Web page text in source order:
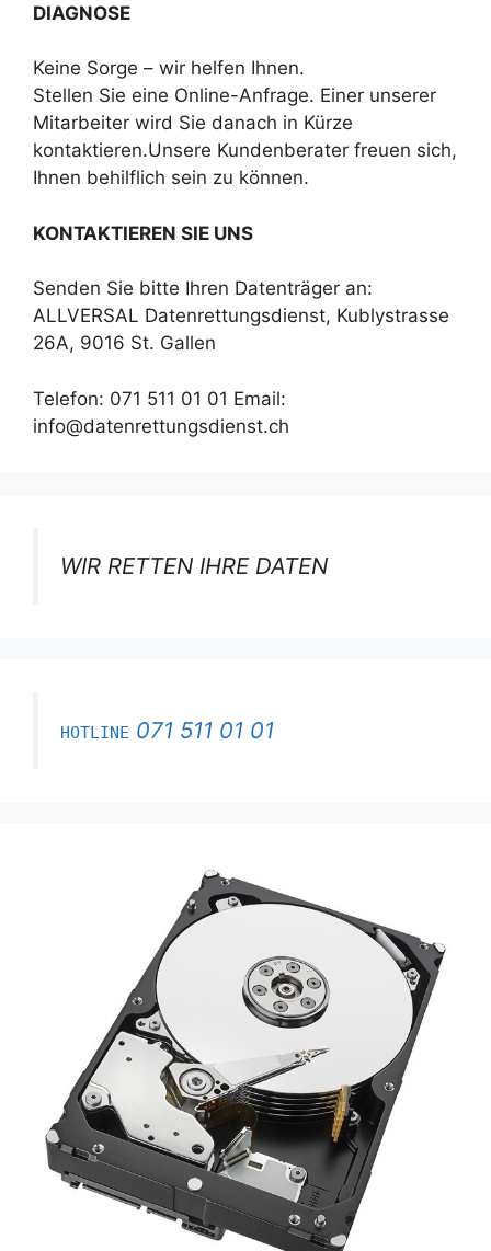
DIAGNOSE
Keine Sorge – wir helfen Ihnen.
Stellen Sie eine Online-Anfrage. Einer unserer
Mitarbeiter wird Sie danach in Kürze
kontaktieren.Unsere Kundenberater freuen sich,
Ihnen behilflich sein zu können.
KONTAKTIEREN SIE UNS
Senden Sie bitte Ihren Datenträger an:
ALLVERSAL Datenrettungsdienst, Kublystrasse
26A, 9016 St. Gallen
Telefon: 071 511 01 01 Email:
info@datenrettungsdienst.ch
WIR RETTEN IHRE DATEN
HOTLINE 071 511 01 01